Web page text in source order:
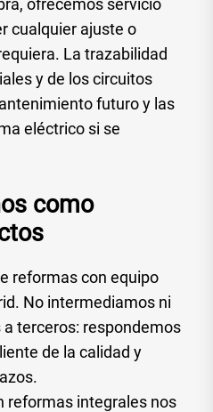
ofrecemos servicio
cualquier ajuste o
La trazabilidad
y de los circuitos
futuro y las
eléctrico si se
como
reformas con equipo
No intermediamos ni
terceros: respondemos
de la calidad y
reformas integrales nos